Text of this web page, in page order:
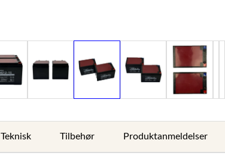
Teknisk Tilbehør Produktanmeldelser